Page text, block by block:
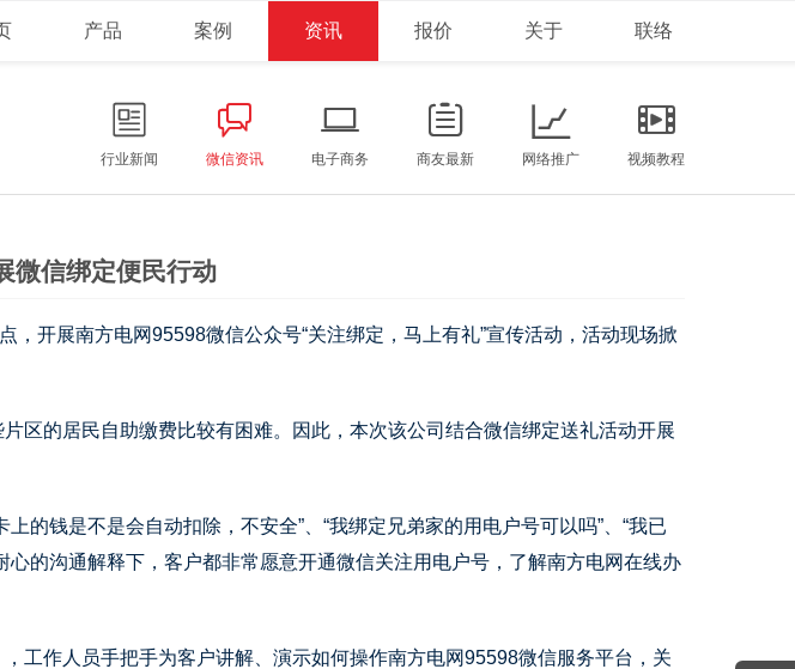
产品 案例 资讯 报价 关于 联络
行业新闻 微信资讯 电子商务 商友最新 网络推广 视频教程
微信绑定便民行动
开展南方电网95598微信公众号“关注绑定，马上有礼”宣传活动，活动现场掀
的居民自助缴费比较有困难。因此，本次该公司结合微信绑定送礼活动开展
钱是不是会自动扣除，不安全”、“我绑定兄弟家的用电户号可以吗”、“我已
的沟通解释下，客户都非常愿意开通微信关注用电户号，了解南方电网在线办
作人员手把手为客户讲解、演示如何操作南方电网95598微信服务平台，关